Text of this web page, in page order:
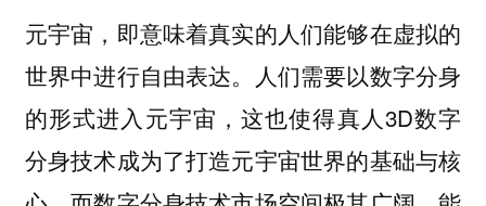
元宇宙，即意味着真实的人们能够在虚拟的
世界中进行自由表达。人们需要以数字分身
的形式进入元宇宙，这也使得真人3D数字
分身技术成为了打造元宇宙世界的基础与核